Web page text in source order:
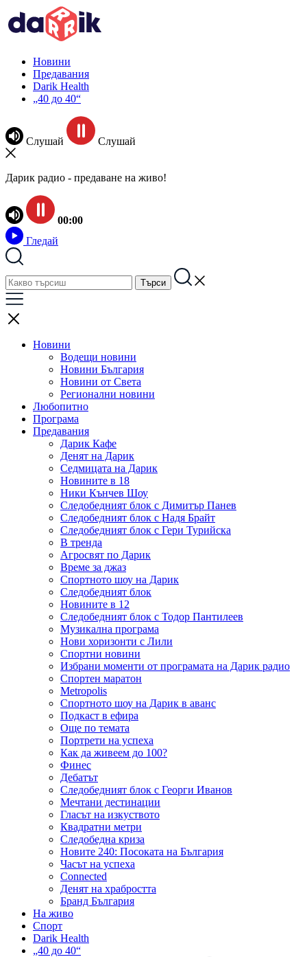
Новини
Предавания
Darik Health
„40 до 40“
Слушай Слушай
Дарик радио - предаване на живо!
00:00
Гледай
Новини
Водещи новини
Новини България
Новини от Света
Регионални новини
Любопитно
Програма
Предавания
Дарик Кафе
Денят на Дарик
Седмицата на Дарик
Новините в 18
Ники Кънчев Шоу
Следобедният блок с Димитър Панев
Следобедният блок с Надя Брайт
Следобедният блок с Гери Турийска
В тренда
Агросвят по Дарик
Време за джаз
Спортното шоу на Дарик
Следобедният блок
Новините в 12
Следобедният блок с Тодор Пантилеев
Музикална програма
Нови хоризонти с Лили
Спортни новини
Избрани моменти от програмата на Дарик радио
Спортен маратон
Metropolis
Спортното шоу на Дарик в аванс
Подкаст в ефира
Още по темата
Портрети на успеха
Как да живеем до 100?
Финес
Дебатът
Следобедният блок с Георги Иванов
Мечтани дестинации
Гласът на изкуството
Квадратни метри
Следобедна криза
Новите 240: Посоката на България
Часът на успеха
Connected
Денят на храбростта
Бранд България
На живо
Спорт
Darik Health
„40 до 40“